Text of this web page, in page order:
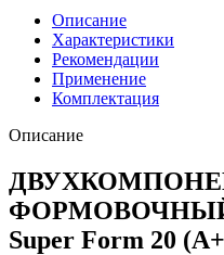
Описание
Характеристики
Рекомендации
Применение
Комплектация
Описание
Super Form 20